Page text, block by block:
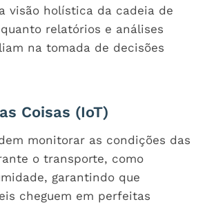
visão holística da cadeia de
relatórios e análises
na tomada de decisões
Coisas (IoT)
monitorar as condições das
o transporte, como
garantindo que
cheguem em perfeitas